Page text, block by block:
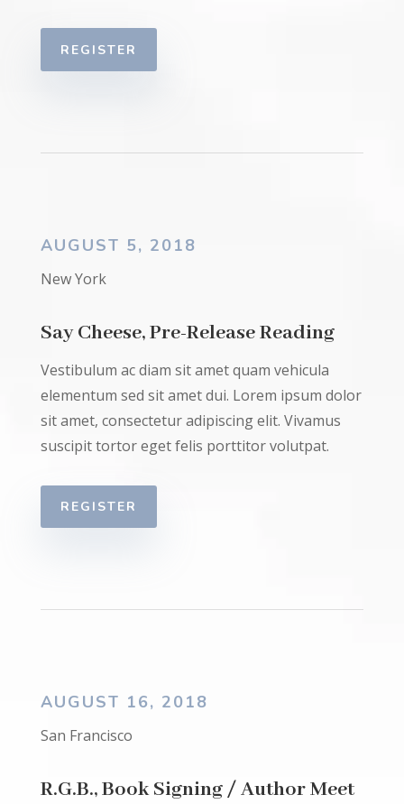
REGISTER
AUGUST 5, 2018
New York
Say Cheese, Pre-Release Reading
Vestibulum ac diam sit amet quam vehicula
elementum sed sit amet dui. Lorem ipsum dolor
sit amet, consectetur adipiscing elit. Vivamus
suscipit tortor eget felis porttitor volutpat.
REGISTER
AUGUST 16, 2018
San Francisco
R.G.B., Book Signing / Author Meet